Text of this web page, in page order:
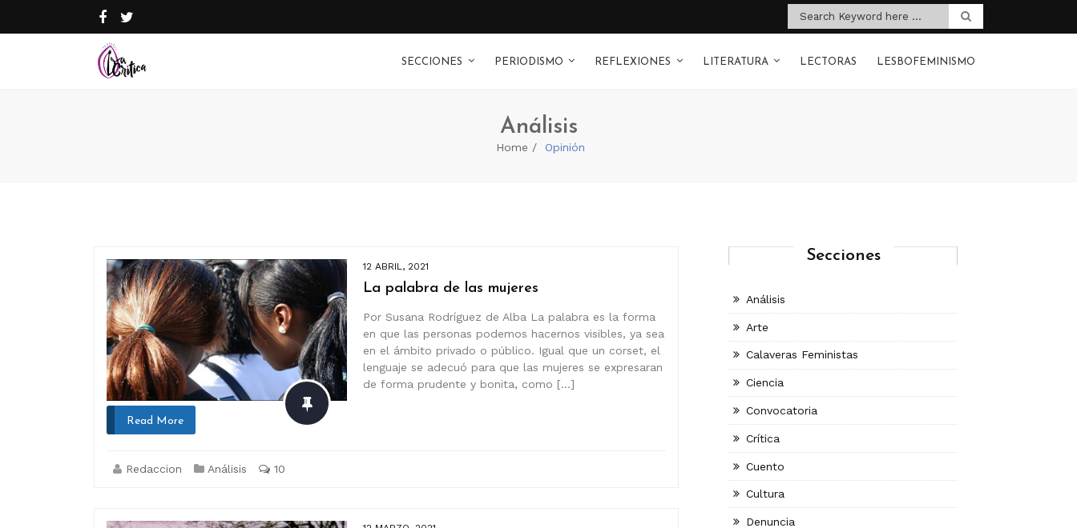
SECCIONES PERIODISMO REFLEXIONES LITERATURA LECTORAS LESBOFEMINISMO
Análisis
Home Opinión
12 ABRIL, 2021
La palabra de las mujeres
Por Susana Rodríguez de Alba La palabra es la forma
en que las personas podemos hacernos visibles, ya sea
en el ámbito privado o público. Igual que un corset, el
lenguaje se adecuó para que las mujeres se expresaran
de forma prudente y bonita, como […]
Read More
Redaccion Análisis 10
Secciones
Análisis
Arte
Calaveras Feministas
Ciencia
Convocatoria
Crítica
Cuento
Cultura
Denuncia